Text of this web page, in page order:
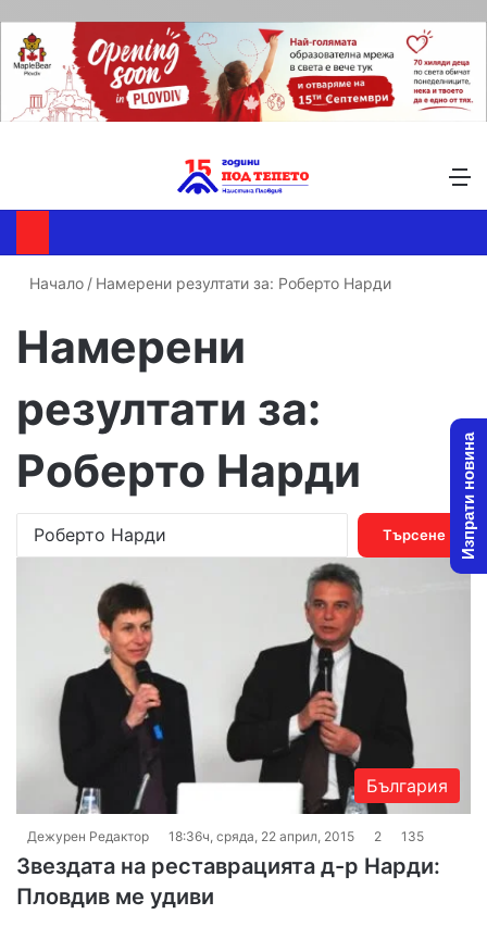
Начало / Намерени резултати за: Роберто Нарди
Намерени
резултати за:
Роберто Нарди
Т
ъ
р
с
е
н
е
:
България
Дежурен Редактор 18:36ч, сряда, 22 април, 2015 2 135
Звездата на реставрацията д-р Нарди:
Пловдив ме удиви
Изпрати новина